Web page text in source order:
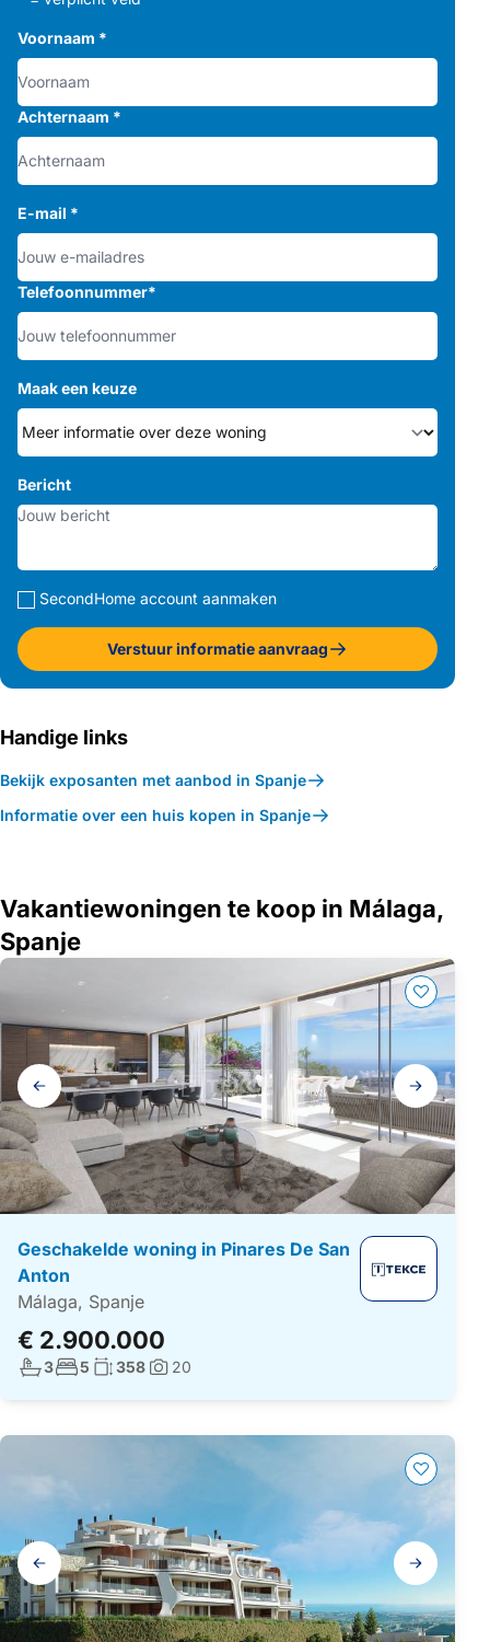
Voornaam *
Achternaam *
E-mail *
Telefoonnummer*
Maak een keuze
Bericht
SecondHome account aanmaken
Verstuur informatie aanvraag
Handige links
Bekijk exposanten met aanbod in Spanje
Informatie over een huis kopen in Spanje
Vakantiewoningen te koop in Málaga,
Spanje
Galerij
navigatie
Geschakelde woning in Pinares De San
Anton
Málaga, Spanje
€ 2.900.000
Aantal badkamers:
3Aantal slaapkamers:
5 Woonoppervlakte:
358Foto's:
20
Galerij
navigatie